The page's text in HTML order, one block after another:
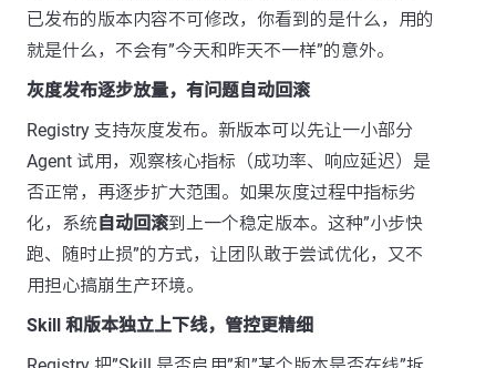
已发布的版本内容不可修改，你看到的是什么，用的
就是什么，不会有”今天和昨天不一样”的意外。
灰度发布逐步放量，有问题自动回滚
Registry 支持灰度发布。新版本可以先让一小部分
Agent 试用，观察核心指标（成功率、响应延迟）是
否正常，再逐步扩大范围。如果灰度过程中指标劣
化，系统自动回滚到上一个稳定版本。这种”小步快
跑、随时止损”的方式，让团队敢于尝试优化，又不
用担心搞崩生产环境。
Skill 和版本独立上下线，管控更精细